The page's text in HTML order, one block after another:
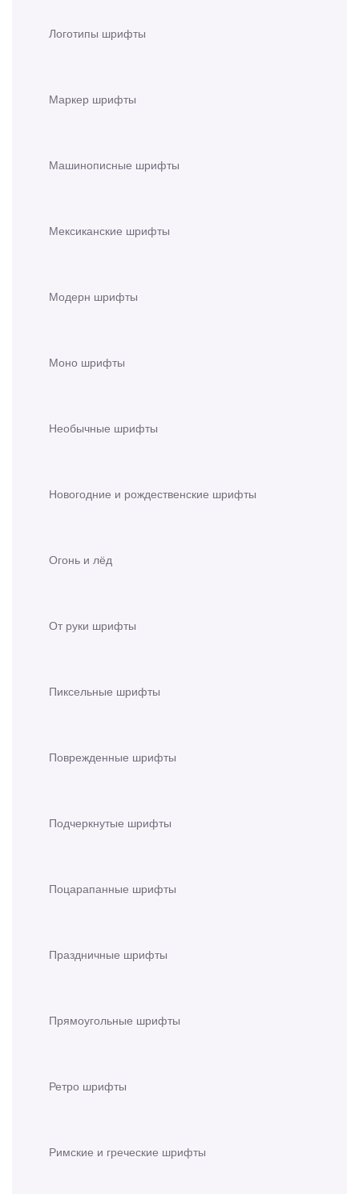
Логотипы шрифты
Маркер шрифты
Машинописные шрифты
Мексиканские шрифты
Модерн шрифты
Моно шрифты
Необычные шрифты
Новогодние и рождественские шрифты
Огонь и лёд
От руки шрифты
Пиксельные шрифты
Поврежденные шрифты
Подчеркнутые шрифты
Поцарапанные шрифты
Праздничные шрифты
Прямоугольные шрифты
Ретро шрифты
Римские и греческие шрифты